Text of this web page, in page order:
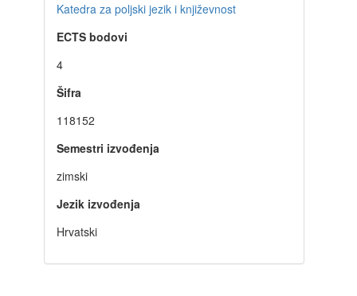
Katedra za poljski jezik i književnost
ECTS bodovi
4
Šifra
118152
Semestri izvođenja
zimski
Jezik izvođenja
Hrvatski